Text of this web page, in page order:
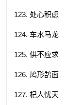
123. 处心积虑
124. 车水马龙
125. 供不应求
126. 鸠形鹄面
127. 杞人忧天